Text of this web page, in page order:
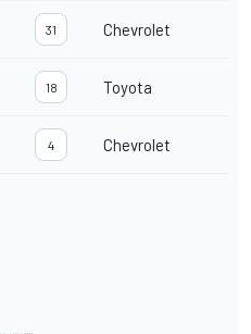
31 Chevrolet
18 Toyota
4 Chevrolet